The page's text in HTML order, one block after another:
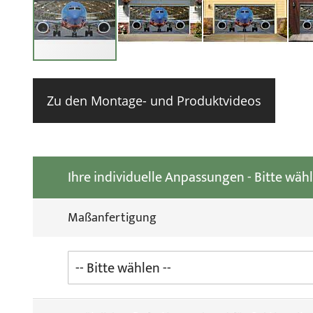
Ihre individuelle Anpassungen - Bitte
Maßanfertigung
Zu den Montage- und Produktvideos
Anfang
springen